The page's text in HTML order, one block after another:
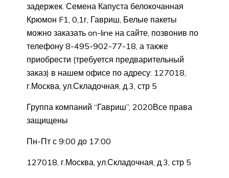
задержек. Семена Капуста белокочанная
Крюмон F1, 0,1г, Гавриш, Белые пакеты
можно заказать on-line на сайте, позвонив по
телефону 8-495-902-77-18, а также
приобрести (требуется предварительный
заказ) в нашем офисе по адресу: 127018,
г.Москва, ул.Складочная, д.3, стр 5
Группа компаний “Гавриш”, 2020Все права
защищены
Пн-Пт с 9:00 до 17:00
127018, г.Москва, ул.Складочная, д.3, стр 5